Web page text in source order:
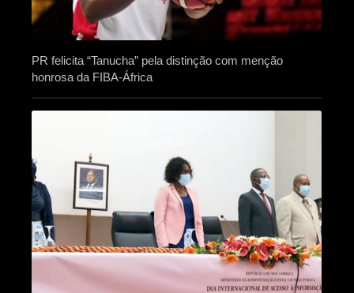
PR felicita “Tanucha” pela distinção com menção
honrosa da FIBA-África